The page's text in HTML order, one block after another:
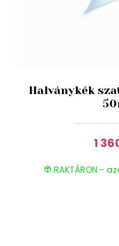
Halványkék
1
RAKTÁRON -